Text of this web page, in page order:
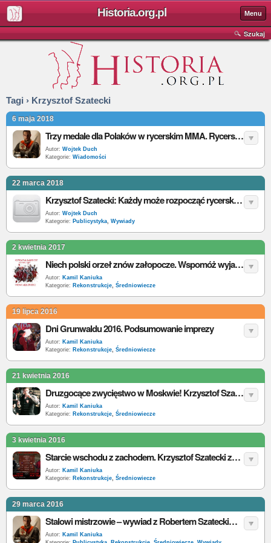
Historia.org.pl Menu
Szukaj
Tagi › Krzysztof Szatecki
6 maja 2018
Trzy medale dla Polaków w rycerskim MMA. Rycerska Kadra Polski ma już 8 krążków na rycerskich mistrzostwach świata
Autor: Wojtek Duch
Kategorie: Wiadomości
22 marca 2018
Krzysztof Szatecki: Każdy może rozpocząć rycerski trening sportowy. Nie ma ograniczeń wieku, wzrostu, wagi i płci [wywiad]
Autor: Wojtek Duch
Kategorie: Publicystyka, Wywiady
2 kwietnia 2017
Niech polski orzeł znów załopocze. Wspomóż wyjazd Polskiej Kadry Sportowych Walk Rycerskich na Mistrzostwa Świata i zdobądź cenne nagrody
Autor: Kamil Kaniuka
Kategorie: Rekonstrukcje, Średniowiecze
19 lipca 2016
Dni Grunwaldu 2016. Podsumowanie imprezy
Autor: Kamil Kaniuka
Kategorie: Rekonstrukcje, Średniowiecze
21 kwietnia 2016
Druzgocące zwycięstwo w Moskwie! Krzysztof Szatecki miażdży Maksima Plaksina
Autor: Kamil Kaniuka
Kategorie: Rekonstrukcje, Średniowiecze
3 kwietnia 2016
Starcie wschodu z zachodem. Krzysztof Szatecki zmierzy się z Maximem Plaksinem.
Autor: Kamil Kaniuka
Kategorie: Rekonstrukcje, Średniowiecze
29 marca 2016
Stalowi mistrzowie – wywiad z Robertem Szateckim cz. 2
Autor: Kamil Kaniuka